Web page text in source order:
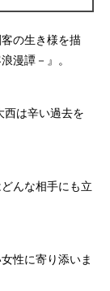
の生き様を描
漫譚－』。
西は辛い過去を
んな相手にも立
性に寄り添いま